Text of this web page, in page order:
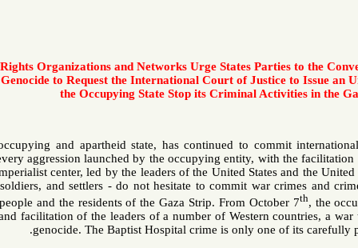
Human Rights Organizations and Networks Urge States
Crime of Genocide to Request the International Court of
the Occupying State Stop its Criminal
Israel, the occupying and apartheid state, has continued to
people. In every aggression launched by the occupying entity, with
the global imperialist center, led by the leaders of the United States
its leaders, soldiers, and settlers - do not hesitate to commit war
Palestinian people and the residents of the Gaza Strip. From
complicity and facilitation of the leaders of a number of Western
genocide. The Baptist Hospital crime is only one